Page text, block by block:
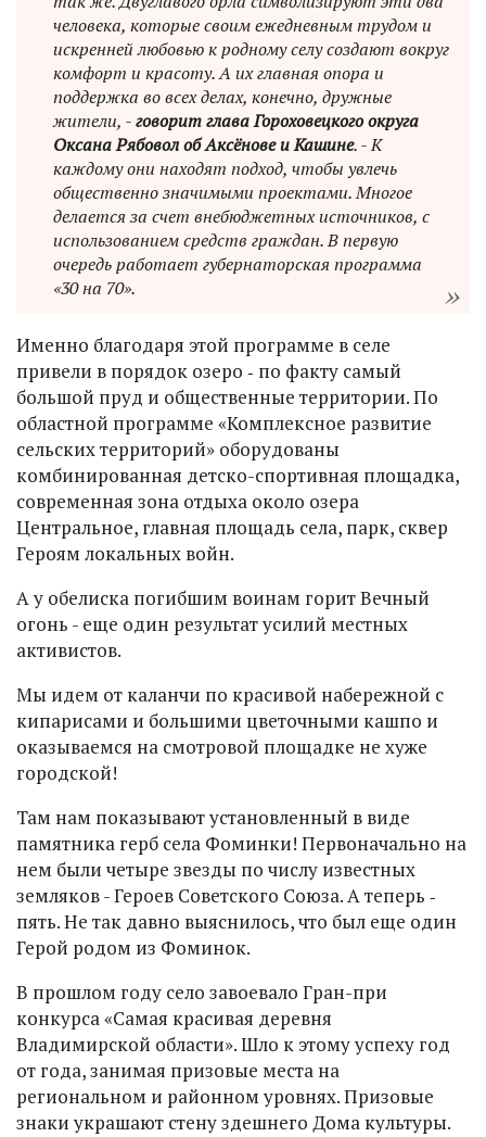
человека, которые своим ежедневным трудом и
искренней любовью к родному селу создают вокруг
комфорт и красоту. А их главная опора и
поддержка во всех делах, конечно, дружные
жители, -говорит глава Гороховецкого округа
Оксана Рябовол об Аксёнове и Кашине. - К
каждому они находят подход, чтобы увлечь
общественно значимыми проектами. Многое
делается за счет внебюджетных источников, с
использованием средств граждан. В первую
очередь работает губернаторская программа
«30 на 70».
Именно благодаря этой программе в селе
привели в порядок озеро ‑ по факту самый
большой пруд и общественные территории. По
областной программе «Комплексное развитие
сельских территорий» оборудованы
комбинированная детско-спортивная площадка,
современная зона отдыха около озера
Центральное, главная площадь села, парк, сквер
Героям локальных войн.
А у обелиска погибшим воинам горит Вечный
огонь - еще один результат усилий местных
активистов.
Мы идем от каланчи по красивой набережной с
кипарисами и большими цветочными кашпо и
оказываемся на смотровой площадке не хуже
городской!
Там нам показывают установленный в виде
памятника герб села Фоминки! Первоначально на
нем были четыре звезды по числу известных
земляков - Героев Советского Союза. А теперь ‑
пять. Не так давно выяснилось, что был еще один
Герой родом из Фоминок.
В прошлом году село завоевало Гран-при
конкурса «Самая красивая деревня
Владимирской области». Шло к этому успеху год
от года, занимая призовые места на
региональном и районном уровнях. Призовые
знаки украшают стену здешнего Дома культуры.